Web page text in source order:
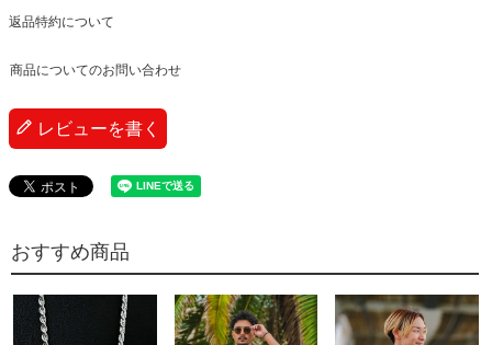
返品特約について
商品についてのお問い合わせ
レビューを書く
おすすめ商品